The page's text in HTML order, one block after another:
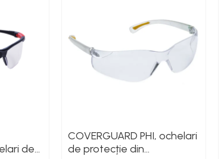
lentilă 44 mm; Punte nazală 20 mm
de
COVERGUARD PHI, ochelari
de protecție din